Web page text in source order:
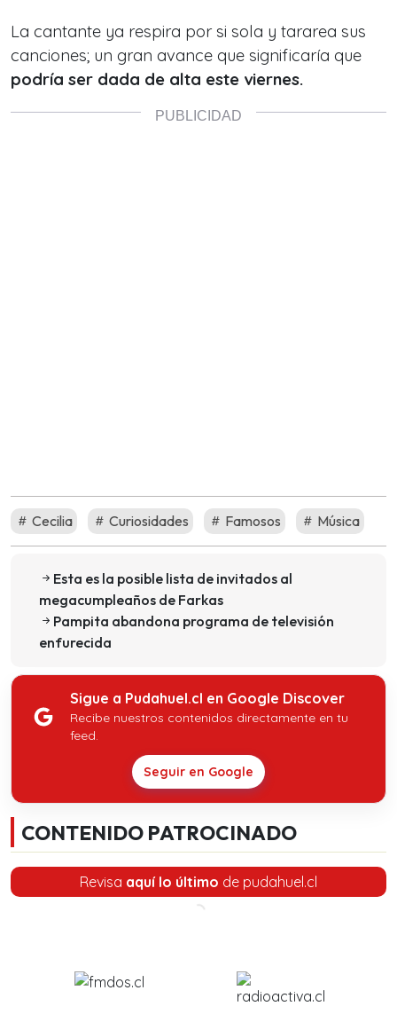
La cantante ya respira por si sola y tararea sus
canciones; un gran avance que significaría que
podría ser dada de alta este viernes.
Cecilia Curiosidades Famosos Música
Esta es la posible lista de invitados al
megacumpleaños de Farkas
Pampita abandona programa de televisión
enfurecida
Sigue a Pudahuel.cl en Google Discover
Recibe nuestros contenidos directamente en tu
feed.
Seguir en Google
CONTENIDO PATROCINADO
Revisa aquí lo último de pudahuel.cl